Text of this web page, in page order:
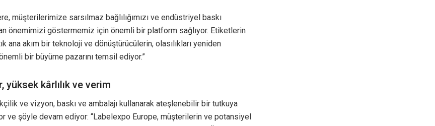
müşterilerimize sarsılmaz bağlılığımızı ve endüstriyel baskı
önemimizi göstermemiz için önemli bir platform sağlıyor. Etiketlerin
ana akım bir teknoloji ve dönüştürücülerin, olasılıkları yeniden
bir büyüme pazarını temsil ediyor.”
yüksek kârlılık ve verim
ve vizyon, baskı ve ambalajı kullanarak ateşlenebilir bir tutkuya
ve şöyle devam ediyor: “Labelexpo Europe, müşterilerin ve potansiyel